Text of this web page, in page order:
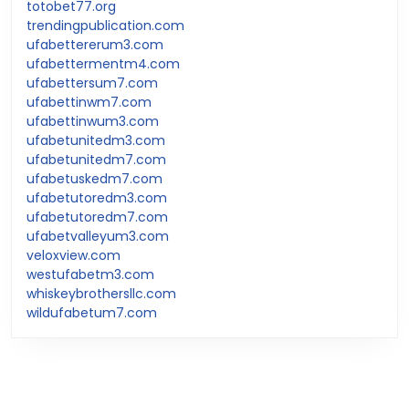
totobet77.org
trendingpublication.com
ufabettererum3.com
ufabettermentm4.com
ufabettersum7.com
ufabettinwm7.com
ufabettinwum3.com
ufabetunitedm3.com
ufabetunitedm7.com
ufabetuskedm7.com
ufabetutoredm3.com
ufabetutoredm7.com
ufabetvalleyum3.com
veloxview.com
westufabetm3.com
whiskeybrothersllc.com
wildufabetum7.com